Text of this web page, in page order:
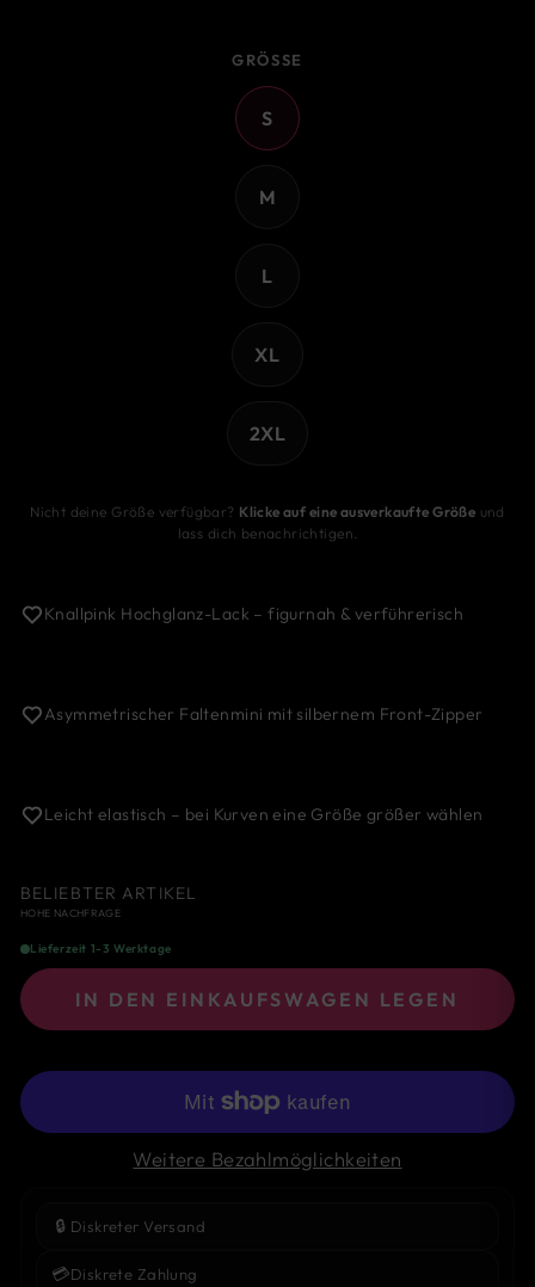
GRÖSSE
S
M
L
XL
2XL
Nicht deine Größe verfügbar? Klicke auf eine ausverkaufte Größe und
lass dich benachrichtigen.
Knallpink Hochglanz-Lack – figurnah & verführerisch
Asymmetrischer Faltenmini mit silbernem Front-Zipper
Leicht elastisch – bei Kurven eine Größe größer wählen
BELIEBTER ARTIKEL
HOHE NACHFRAGE
Lieferzeit 1-3 Werktage
IN DEN EINKAUFSWAGEN LEGEN
Weitere Bezahlmöglichkeiten
🔒 Diskreter Versand
💳Diskrete Zahlung